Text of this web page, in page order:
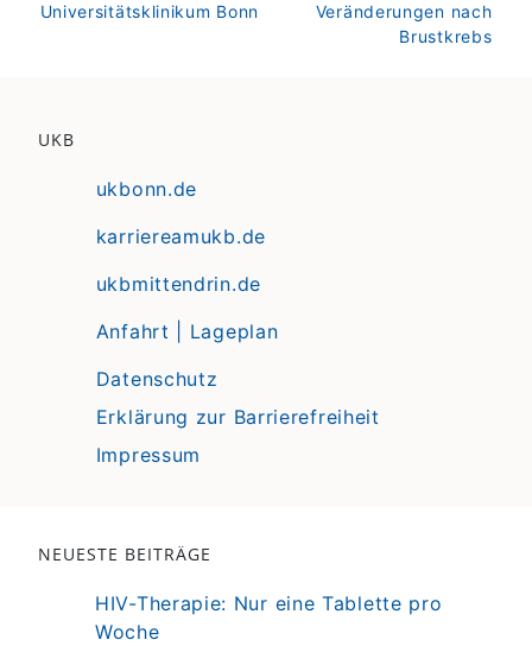
Universitätsklinikum Bonn
Veränderungen nach
Brustkrebs
UKB
ukbonn.de
karriereamukb.de
ukbmittendrin.de
Anfahrt | Lageplan
Datenschutz
Erklärung zur Barrierefreiheit
Impressum
NEUESTE BEITRÄGE
HIV-Therapie: Nur eine Tablette pro
Woche